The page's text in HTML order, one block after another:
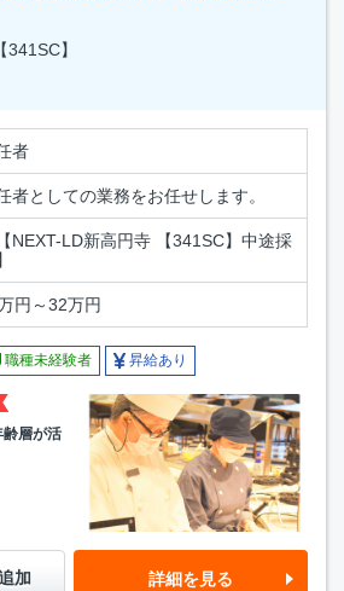
】
者
者としての業務をお任せします。
NEXT-LD新高円寺 【341SC】中途採
円～32万円
職種未経験者 昇給あり
層が活
加 詳細を見る